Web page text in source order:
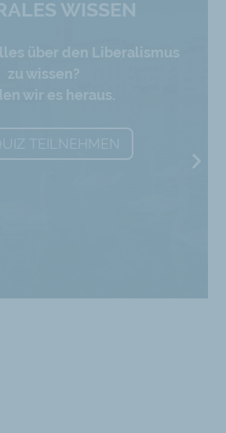
AB JETZT ERHÄLTLICH!